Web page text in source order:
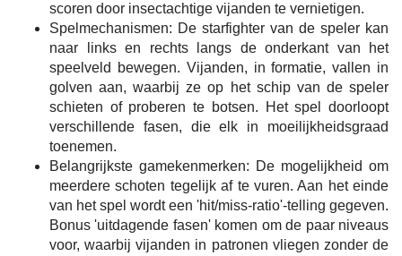
scoren door insectachtige vijanden te vernietigen.
Spelmechanismen: De starfighter van de speler kan
naar links en rechts langs de onderkant van het
speelveld bewegen. Vijanden, in formatie, vallen in
golven aan, waarbij ze op het schip van de speler
schieten of proberen te botsen. Het spel doorloopt
verschillende fasen, die elk in moeilijkheidsgraad
toenemen.
Belangrijkste gamekenmerken: De mogelijkheid om
meerdere schoten tegelijk af te vuren. Aan het einde
van het spel wordt een 'hit/miss-ratio'-telling gegeven.
Bonus 'uitdagende fasen' komen om de paar niveaus
voor, waarbij vijanden in patronen vliegen zonder de